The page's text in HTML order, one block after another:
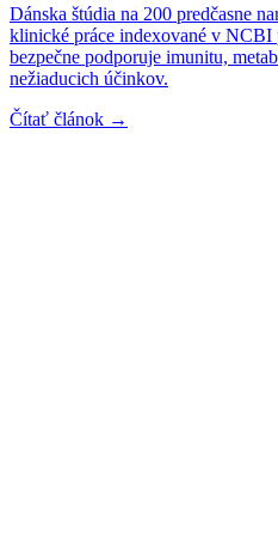
Dánska štúdia na 200 predčasne
klinické práce indexované v
bezpečne podporuje imunitu,
nežiaducich účinkov.
Čítať článok →